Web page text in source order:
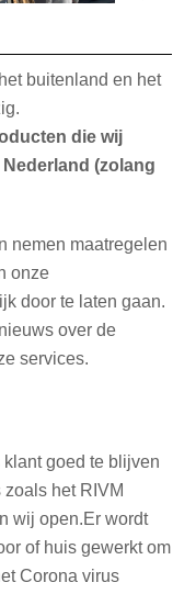
buitenland en het
die wij
(zolang
nemen maatregelen
onze
door te laten gaan.
over de
services.
goed te blijven
het RIVM
wij open.Er wordt
of huis gewerkt om
Corona virus